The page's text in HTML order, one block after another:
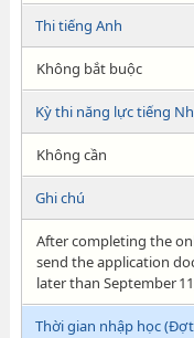
Thi tiếng Anh
Không bắt buộc
Kỳ thi năng lực tiếng
Không cần
Ghi chú
After completing the
send the application
later than September
Thời gian nhập học